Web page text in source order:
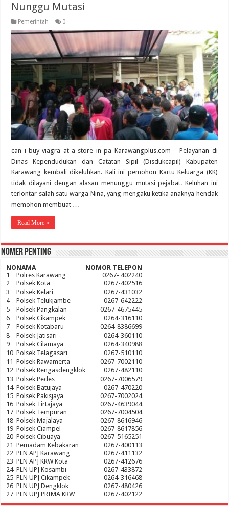
Nunggu Mutasi
Pemerintah 0
can i buy viagra at a store in pa Karawangplus.com – Pelayanan di
Dinas Kependudukan dan Catatan Sipil (Disdukcapil) Kabupaten
Karawang kembali dikeluhkan. Kali ini pemohon Kartu Keluarga (KK)
tidak dilayani dengan alasan menunggu mutasi pejabat. Keluhan ini
terlontar salah satu warga Nina, yang mengaku ketika anaknya hendak
memohon membuat …
Read More »
Nomer Penting
NONAMA
NOMOR TELEPON
1
Polres Karawang
0267- 402240
2
Polsek Kota
0267-402516
3
Polsek Kelari
0267-431032
4
Polsek Telukjambe
0267-642222
5
Polsek Pangkalan
0267-4675445
6
Polsek Cikampek
0264-316110
7
Polsek Kotabaru
0264-8386699
8
Polsek Jatisari
0264-360110
9
Polsek Cilamaya
0264-340988
10 Polsek Telagasari
0267-510110
11 Polsek Rawamerta
0267-7002110
12 Polsek Rengasdengklok
0267-482110
13 Polsek Pedes
0267-7006579
14 Polsek Batujaya
0267-470220
15 Polsek Pakisjaya
0267-7002024
16 Polsek Tirtajaya
0267-4639044
17 Polsek Tempuran
0267-7004504
18 Polsek Majalaya
0267-8616946
19 Polsek Ciampel
0267-8617856
20 Polsek Cibuaya
0267-5165251
21 Pemadam Kebakaran
0267-400113
22 PLN APJ Karawang
0267-411132
23 PLN APJ KRW Kota
0267-412676
24 PLN UPJ Kosambi
0267-433872
25 PLN UPJ Cikampek
0264-316468
26 PLN UPJ Dengklok
0267-480426
27 PLN UPJ PRIMA KRW 0267-402122